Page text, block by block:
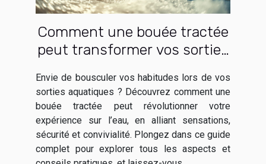
Comment une bouée tractée
peut transformer vos sorties
Envie de bousculer vos habitudes lors de vos
sorties aquatiques ? Découvrez comment une
bouée tractée peut révolutionner votre
expérience sur l’eau, en alliant sensations,
sécurité et convivialité. Plongez dans ce guide
complet pour explorer tous les aspects et